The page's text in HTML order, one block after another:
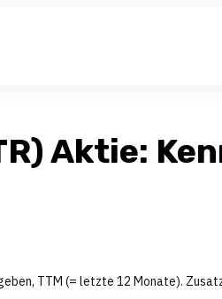
Aktie:
TTM (= letzte 12 Monate).